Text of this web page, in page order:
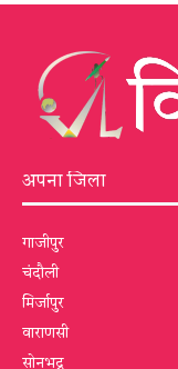
अपना जिला
गाजीपुर
चंदौली
मिर्जापुर
वाराणसी
सोनभद्र